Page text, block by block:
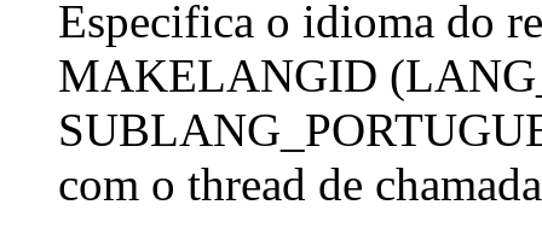
Especifica o idioma do
MAKELANGID
com o thread de